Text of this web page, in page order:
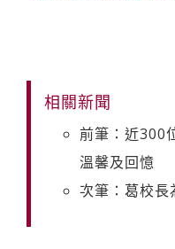
相關新聞
前筆：近300
溫馨及回憶
次筆：葛校長